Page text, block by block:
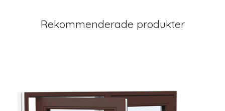
Rekommenderade produkter